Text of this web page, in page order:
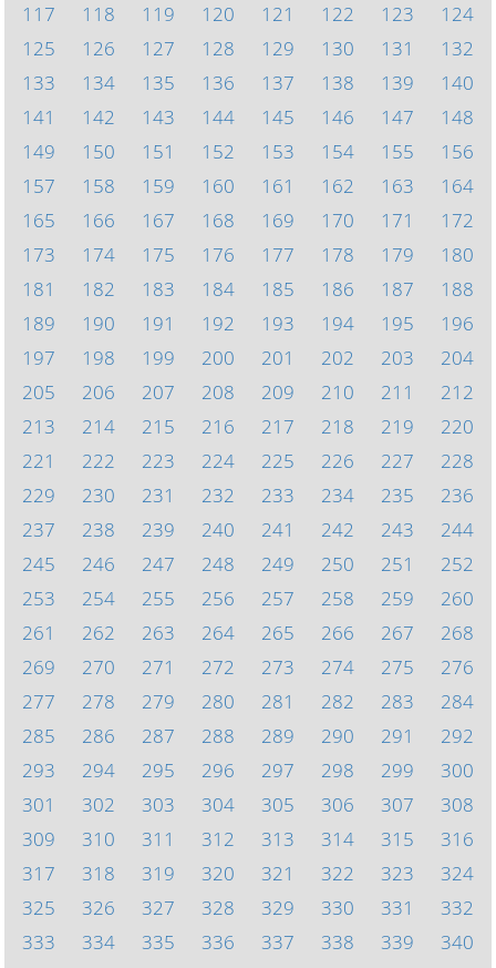
117
118 119 120 121 122 123
124
125
126 127 128 129 130 131
132
133
134 135 136 137 138 139
140
141
142 143 144 145 146 147
148
149
150 151 152 153 154 155
156
157
158 159 160 161 162 163
164
165
166 167 168 169 170 171
172
173
174 175 176 177 178 179
180
181
182 183 184 185 186 187
188
189
190 191 192 193 194 195
196
197
198 199 200 201 202 203
204
205
206 207 208 209 210 211
212
213
214 215 216 217 218 219
220
221
222 223 224 225 226 227
228
229
230 231 232 233 234 235
236
237
238 239 240 241 242 243
244
245
246 247 248 249 250 251
252
253
254 255 256 257 258 259
260
261
262 263 264 265 266 267
268
269
270 271 272 273 274 275
276
277
278 279 280 281 282 283
284
285
286 287 288 289 290 291
292
293
294 295 296 297 298 299
300
301
302 303 304 305 306 307
308
309
310 311 312 313 314 315
316
317
318 319 320 321 322 323
324
325
326 327 328 329 330 331
332
333
334 335 336 337 338 339
340